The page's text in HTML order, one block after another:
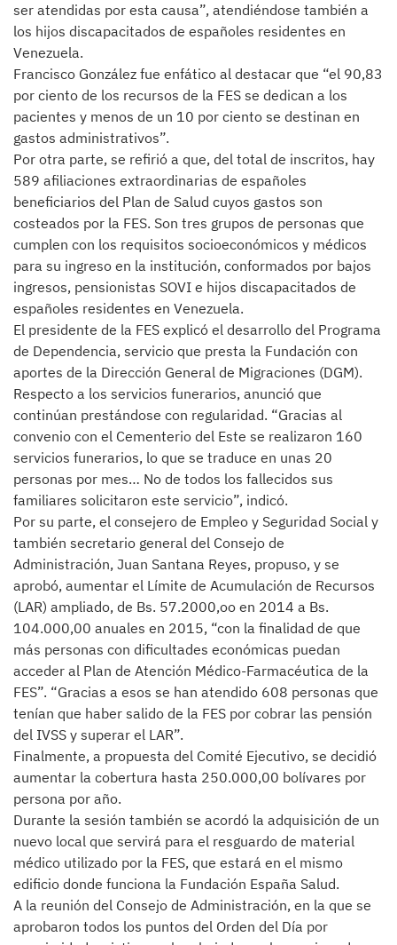
ser atendidas por esta causa”, atendiéndose también a
los hijos discapacitados de españoles residentes en
Venezuela.
Francisco González fue enfático al destacar que “el 90,83
por ciento de los recursos de la FES se dedican a los
pacientes y menos de un 10 por ciento se destinan en
gastos administrativos”.
Por otra parte, se refirió a que, del total de inscritos, hay
589 afiliaciones extraordinarias de españoles
beneficiarios del Plan de Salud cuyos gastos son
costeados por la FES. Son tres grupos de personas que
cumplen con los requisitos socioeconómicos y médicos
para su ingreso en la institución, conformados por bajos
ingresos, pensionistas SOVI e hijos discapacitados de
españoles residentes en Venezuela.
El presidente de la FES explicó el desarrollo del Programa
de Dependencia, servicio que presta la Fundación con
aportes de la Dirección General de Migraciones (DGM).
Respecto a los servicios funerarios, anunció que
continúan prestándose con regularidad. “Gracias al
convenio con el Cementerio del Este se realizaron 160
servicios funerarios, lo que se traduce en unas 20
personas por mes… No de todos los fallecidos sus
familiares solicitaron este servicio”, indicó.
Por su parte, el consejero de Empleo y Seguridad Social y
también secretario general del Consejo de
Administración, Juan Santana Reyes, propuso, y se
aprobó, aumentar el Límite de Acumulación de Recursos
(LAR) ampliado, de Bs. 57.2000,oo en 2014 a Bs.
104.000,00 anuales en 2015, “con la finalidad de que
más personas con dificultades económicas puedan
acceder al Plan de Atención Médico-Farmacéutica de la
FES”. “Gracias a esos se han atendido 608 personas que
tenían que haber salido de la FES por cobrar las pensión
del IVSS y superar el LAR”.
Finalmente, a propuesta del Comité Ejecutivo, se decidió
aumentar la cobertura hasta 250.000,00 bolívares por
persona por año.
Durante la sesión también se acordó la adquisición de un
nuevo local que servirá para el resguardo de material
médico utilizado por la FES, que estará en el mismo
edificio donde funciona la Fundación España Salud.
A la reunión del Consejo de Administración, en la que se
aprobaron todos los puntos del Orden del Día por